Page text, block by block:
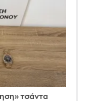
τσάντα